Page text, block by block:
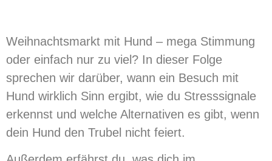
Weihnachtsmarkt mit Hund – mega Stimmung
oder einfach nur zu viel? In dieser Folge
sprechen wir darüber, wann ein Besuch mit
Hund wirklich Sinn ergibt, wie du Stresssignale
erkennst und welche Alternativen es gibt, wenn
dein Hund den Trubel nicht feiert.